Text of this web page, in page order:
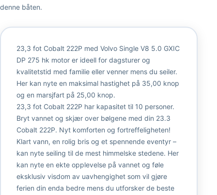
denne båten.
23,3 fot Cobalt 222P med Volvo Single V8 5.0 GXIC
DP 275 hk motor er ideell for dagsturer og
kvalitetstid med familie eller venner mens du seiler.
Her kan nyte en maksimal hastighet på 35,00 knop
og en marsjfart på 25,00 knop.
23,3 fot Cobalt 222P har kapasitet til 10 personer.
Bryt vannet og skjær over bølgene med din 23.3
Cobalt 222P. Nyt komforten og fortreffeligheten!
Klart vann, en rolig bris og et spennende eventyr –
kan nyte seiling til de mest himmelske stedene. Her
kan nyte en ekte opplevelse på vannet og føle
eksklusiv visdom av uavhengighet som vil gjøre
ferien din enda bedre mens du utforsker de beste